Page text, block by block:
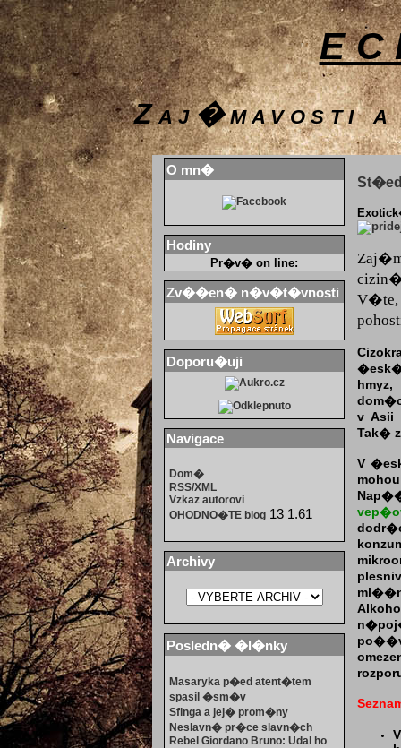
Zaj�mavosti
O mn�
Hodiny
Pr�v� on line:
Zv��en� n�v�t�vnosti
Doporu�uji
Navigace
Dom�
RSS/XML
Vzkaz autorovi
OHODNO�TE blog 13 1.61
Archivy
Posledn� �l�nky
Masaryka p�ed atent�tem
spasil �sm�v
Sfinga a jej� prom�ny
Neslavn� pr�ce slavn�ch
Rebel Giordano Bruno: Udal ho
v Asii
Tak�
V